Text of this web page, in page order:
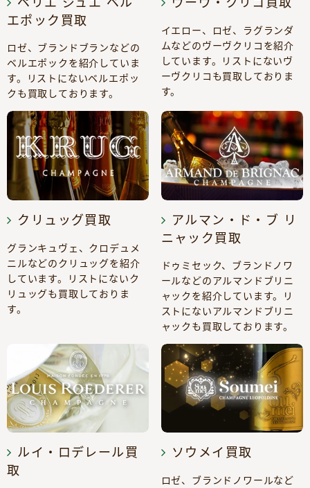
エポック買取
ロゼ、ブランドブランなどの
ベルエポックを紹介していま
す。リストにないベルエポッ
クも買取しております。
イエロー、ロゼ、ラグランダ
ムなどのヴーヴクリコを紹介
しています。リストにないヴ
ーヴクリコも買取しておりま
す。
クリュッグ買取
グランキュヴェ、クロデュメ
ニルなどのクリュッグを紹介
しています。リストにないク
リュッグも買取しておりま
す。
アルマン・ド・ブ リ
ニャック買取
ドゥミセック、ブランドノワ
ールなどのアルマンドブリニ
ャックを紹介しています。リ
ストにないアルマンドブリニ
ャックも買取しております。
ルイ・ロデレール買
取
ソウメイ買取
ロゼ、ブランドノワールなど